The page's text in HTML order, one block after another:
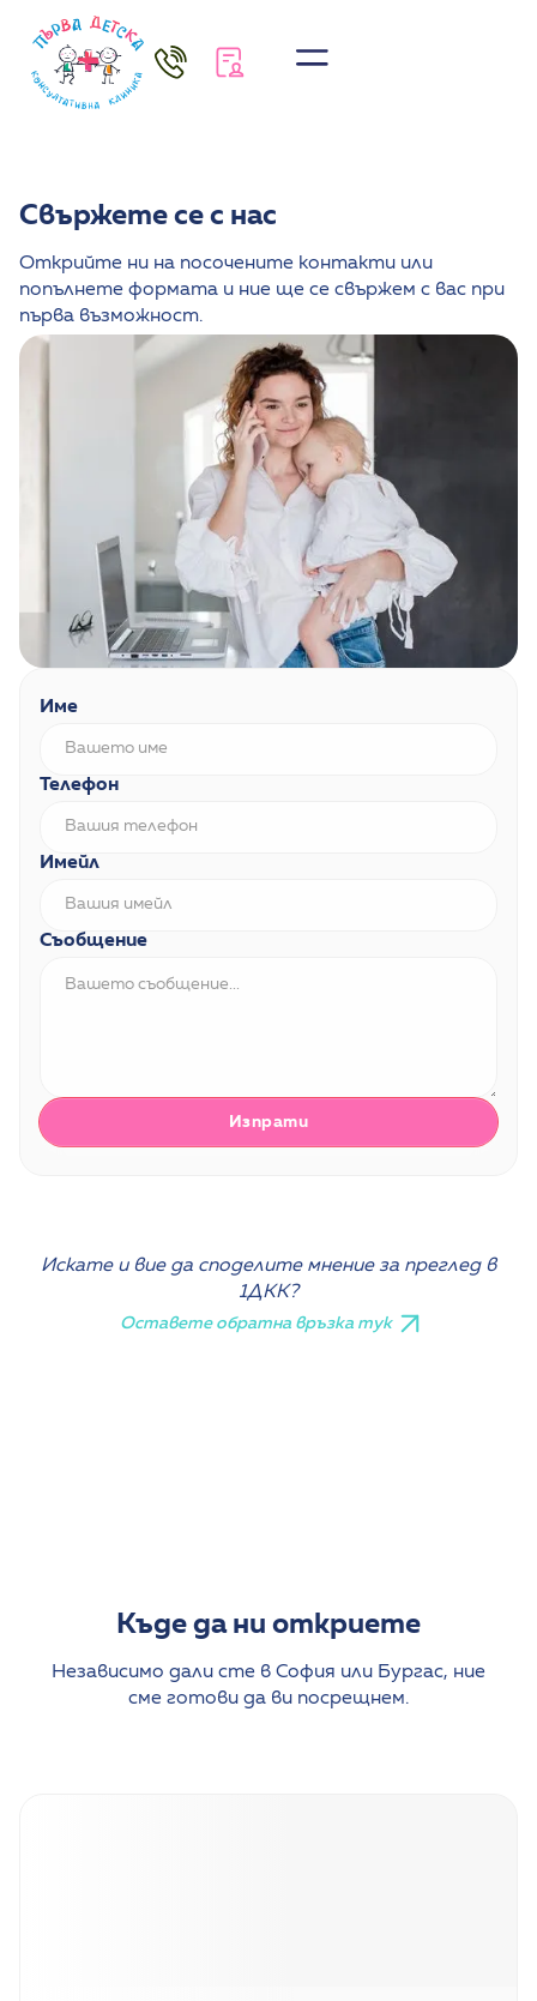
Свържете се с нас
Открийте ни на посочените контакти или
попълнете формата и ние ще се свържем с вас при
първа възможност.
Име
Телефон
Имейл
Съобщение
Искате и вие да споделите мнение за преглед в
1ДКК?
Оставете обратна връзка тук
Къде да ни откриете
Независимо дали сте в София или Бургас, ние
сме готови да ви посрещнем.